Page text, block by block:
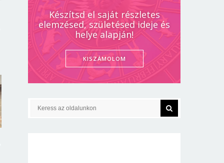
Készítsd el saját részletes
elemzésed, születésed ideje és
helye alapján!
KISZÁMOLOM